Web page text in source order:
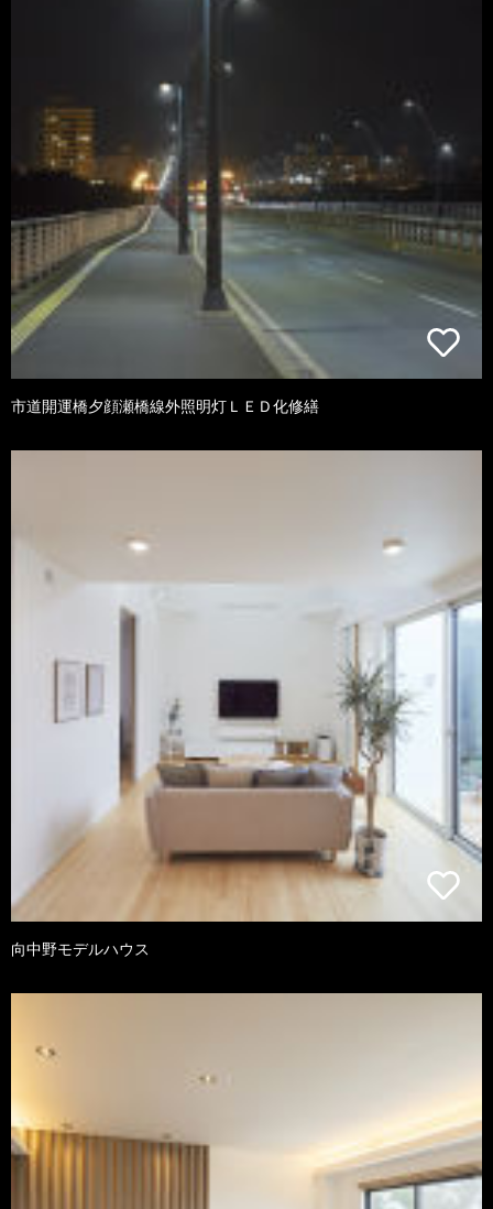
市道開運橋夕顔瀬橋線外照明灯ＬＥＤ化修繕
向中野モデルハウス